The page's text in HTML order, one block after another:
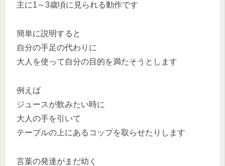
主に1～3歳頃に見られる動作です
簡単に説明すると
自分の手足の代わりに
大人を使って自分の目的を満たそうとします
例えば
ジュースが飲みたい時に
大人の手を引いて
テーブルの上にあるコップを取らせたりします
言葉の発達がまだ幼く